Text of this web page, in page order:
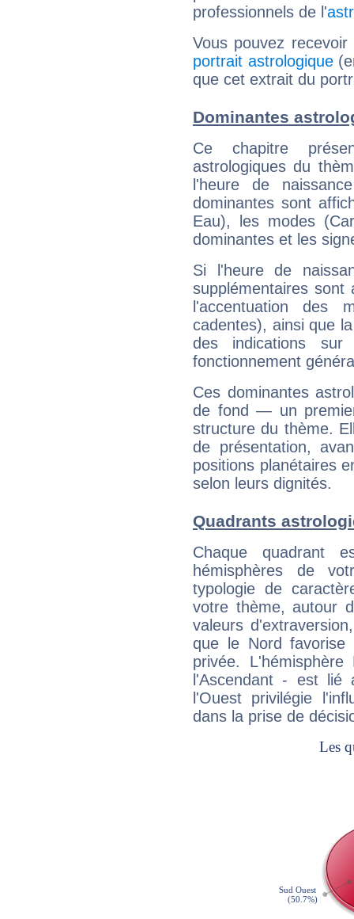
professionnels de l'
Vous pouvez
portrait astrologique
que cet extrait du
Dominantes
Ce chapitre
astrologiques du
l'heure de
dominantes sont
Eau), les modes
dominantes et les
Si l'heure de
supplémentaires sont
l'accentuation des
cadentes), ainsi que
des indications sur
fonctionnement
Ces dominantes
de fond — un
structure du thème.
de présentation,
positions planétaires
selon leurs dignités.
Quadrants
Chaque quadrant
hémisphères de
typologie de
votre thème, autour
valeurs
que le Nord favorise
privée.
l'Ascendant - est
l'Ouest privilégie
dans la prise de